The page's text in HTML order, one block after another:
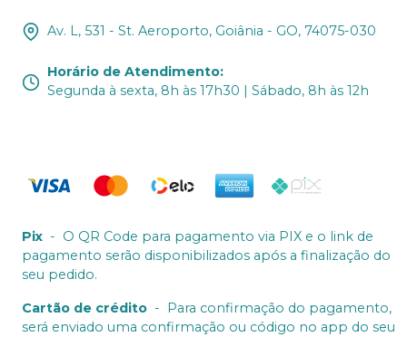
Av. L, 531 - St. Aeroporto, Goiânia - GO, 74075-030
Horário de Atendimento:
Segunda à sexta, 8h às 17h30 | Sábado, 8h às 12h
Pix - O QR Code para pagamento via PIX e o link de
pagamento serão disponibilizados após a finalização do
seu pedido.
Cartão de crédito -
Para confirmação do pagamento,
será enviado uma confirmação ou código no app do seu